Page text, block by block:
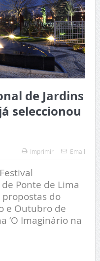
de Jardins
seleccionou
Imprimir Email
Ponte de Lima
propostas do
e Outubro de
‘O Imaginário na